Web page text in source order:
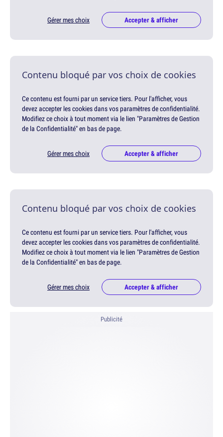
Gérer mes choix Accepter & afficher
Contenu bloqué par vos choix de cookies
Ce contenu est fourni par un service tiers. Pour l'afficher, vous
devez accepter les cookies dans vos paramètres de confidentialité.
Modifiez ce choix à tout moment via le lien "Paramètres de Gestion
de la Confidentialité" en bas de page.
Gérer mes choix Accepter & afficher
Contenu bloqué par vos choix de cookies
Ce contenu est fourni par un service tiers. Pour l'afficher, vous
devez accepter les cookies dans vos paramètres de confidentialité.
Modifiez ce choix à tout moment via le lien "Paramètres de Gestion
de la Confidentialité" en bas de page.
Gérer mes choix Accepter & afficher
Publicité